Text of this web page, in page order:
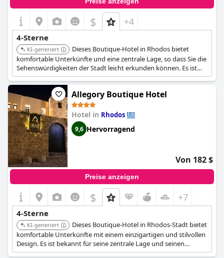
$ +4
4-Sterne
KI-generiert
Dieses Boutique-Hotel in Rhodos bietet
komfortable Unterkünfte und eine zentrale Lage, so dass Sie die
Sehenswürdigkeiten der Stadt leicht erkunden können. Es ist
bekannt für seinen freundlichen Service und sein stilvolles
Design.
Allegory Boutique Hotel
Hotel in Rhodos
9,6 Hervorragend
Von 182 $
Preise anzeigen
$ +7
4-Sterne
KI-generiert
Dieses Boutique-Hotel in Rhodos-Stadt bietet
komfortable Unterkünfte mit einem einzigartigen und stilvollen
Design. Es ist bekannt für seine zentrale Lage und seinen
persönlichen Service.